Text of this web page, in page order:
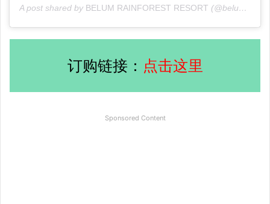
A post shared by BELUM RAINFOREST RESORT (@belumrainforestresort) on
订购链接： 点击这里
Sponsored Content